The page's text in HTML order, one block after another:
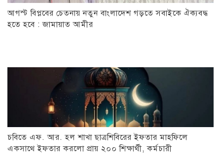
আগস্ট বিপ্লবের চেতনায় নতুন বাংলাদেশ গড়তে সবাইকে ঐক্যবদ্ধ
হতে হবে : জামায়াত আমীর
চবিতে এফ. আর. হল শাখা ছাত্রশিবিরের ইফতার মাহফিলে
একসাথে ইফতার করলো প্রায় ২০০ শিক্ষার্থী, কর্মচারী